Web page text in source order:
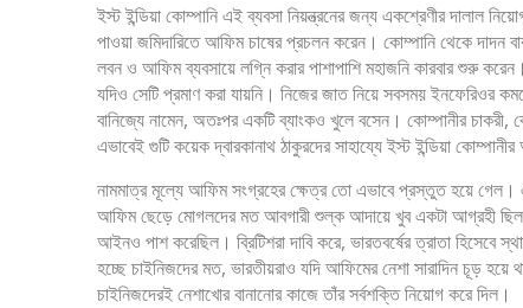
ইস্ট ইন্ডিয়া কোম্পানি এই ব্যবসা নিয়ন্ত্রনের জন্য একশ্রেণীর দালাল
পাওয়া জমিদারিতে আফিম চাষের প্রচলন করেন। কোম্পানি থেকে দাদন
লবন ও আফিম ব্যবসায়ে লগ্নি করার পাশাপাশি মহাজনি কারবার শুরু
যদিও সেটি প্রমাণ করা যায়নি। নিজের জাত নিয়ে সবসময় ইনফেরিওর
বানিজ্যে নামেন, অতঃপর একটি ব্যাংকও খুলে বসেন। কোম্পানীর চাকরী,
এভাবেই গুটি কয়েক দ্বারকানাথ ঠাকুরদের সাহায্যে ইস্ট ইন্ডিয়া
নামমাত্র মূল্যে আফিম সংগ্রহের ক্ষেত্র তো এভাবে প্রস্তুত হয়ে গেল।
আফিম ছেড়ে মোগলদের মত আবগারী শুল্ক আদায়ে খুব একটা আগ্রহী ছিল
আইনও পাশ করেছিল। ব্রিটিশরা দাবি করে, ভারতবর্ষের ত্রাতা
হচ্ছে চাইনিজদের মত, ভারতীয়রাও যদি আফিমের নেশা সারাদিন চূড়
চাইনিজদেরই নেশাখোর বানানোর কাজে তাঁর সর্বশক্তি নিয়োগ করে দিল।